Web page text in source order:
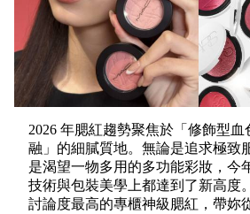
2026 年腮紅趨勢聚焦於「修飾型血
融」的細膩質地。無論是追求極致
是渴望一物多用的多功能彩妝，今
技術與包裝美學上都達到了新高度
討論度最高的專櫃神級腮紅，帶妳